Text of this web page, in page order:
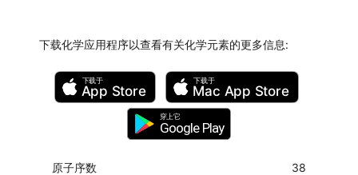
下载化学应用程序以查看有关化学元素的更多信息:
下载于
App Store
下载于
Mac App Store
穿上它
Google Play
原子序数 38